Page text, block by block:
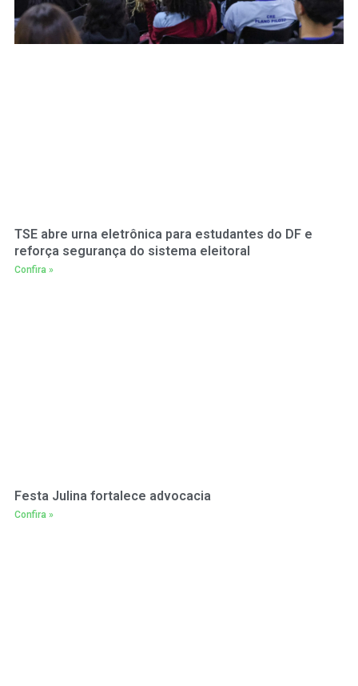
TSE abre urna eletrônica para estudantes do DF e
reforça segurança do sistema eleitoral
Confira »
Festa Julina fortalece advocacia
Confira »